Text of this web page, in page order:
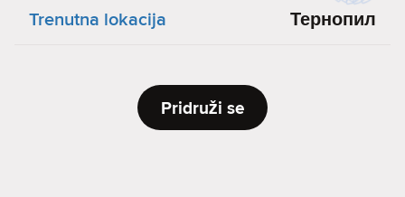
Trenutna lokacija Тернопил
Pridruži se